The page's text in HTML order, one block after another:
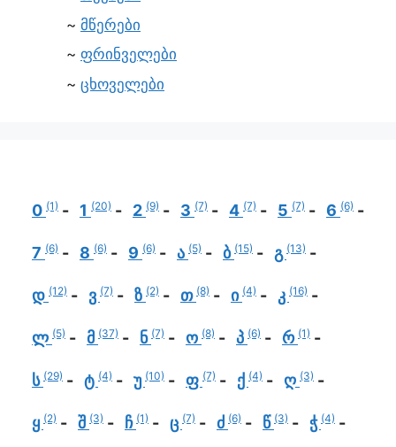
მწერები
ფრინველები
ცხოველები
0 (1) 1 (20) 2 (9) 3 (7) 4 (7) 5 (7) 6 (6)
7 (6) 8 (6) 9 (6) ა (5) ბ (15) გ (13)
დ (12) ვ (7) ზ (2) თ (8) ი (4) კ (16)
ლ (5) მ (37) ნ (7) ო (8) პ (6) რ (1)
ს (29) ტ (4) უ (10) ფ (7) ქ (4) ღ (3)
ყ (2) შ (3) ჩ (1) ც (7) ძ (6) წ (3) ჭ (4)